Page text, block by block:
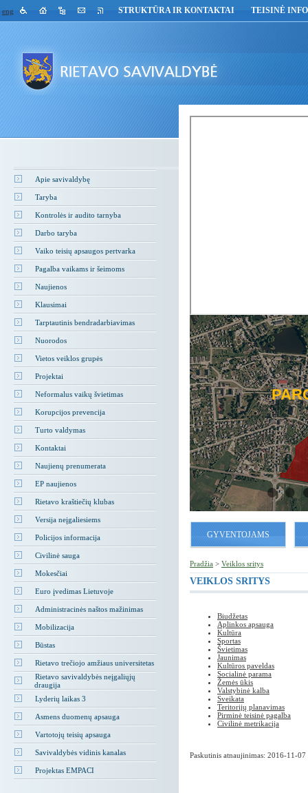
eng STRUKTŪRA IR KONTAKTAI TEISINĖ
Apie savivaldybę
Taryba
Kontrolės ir audito tarnyba
Darbo taryba
Vaiko teisių apsaugos pertvarka
Pagalba vaikams ir šeimoms
Naujienos
Klausimai
Tarptautinis bendradarbiavimas
Nuorodos
Vietos veiklos grupės
Projektai
Neformalus vaikų švietimas
Korupcijos prevencija
Turto valdymas
Kontaktai
Naujienų prenumerata
EP naujienos
Rietavo kraštiečių klubas
Versija neįgaliesiems
Policijos informacija
Civilinė sauga
Mokesčiai
Euro įvedimas Lietuvoje
Administracinės naštos mažinimas
Mobilizacija
Būstas
Rietavo trečiojo amžiaus universitetas
Rietavo savivaldybės neįgaliųjų
draugija
Lyderių laikas 3
Asmens duomenų apsauga
Vartotojų teisių apsauga
Savivaldybės vidinis kanalas
Projektas EMPACI
PASTATAI
ЗДАНИЯ
RIETAVĄ
RIETAVAS
РЕТАВАСЕ
SĄLYGOS
CONDITIONS
ДЛЯ
БИЗНЕСА
RIETAVE
IN RIETAVAS
GYVENTOJAMS
Pradžia > Veiklos sritys
VEIKLOS SRITYS
Biudžetas
Aplinkos apsauga
Kultūra
Sportas
Švietimas
Jaunimas
Kultūros paveldas
Socialinė parama
Žemės ūkis
Valstybinė kalba
Sveikata
Teritorijų planavimas
Pirminė teisinė pagalba
Civilinė metrikacija
Paskutinis atnaujinimas: 2016-11-